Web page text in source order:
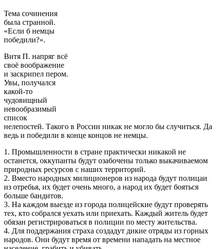
Тема сочинения
была странной.
«Если б немцы
победили?».
Витя П. напряг всё
своё воображение
и заскрипел пером.
Увы, получался
какой-то
чудовищный
невообразимый
список
нелепостей. Такого в России никак не могло бы случиться. Да
ведь и победили в конце концов не немцы.
1. Промышленности в стране практически никакой не
останется, оккупанты будут озабочены только выкачиваемом
природных ресурсов с наших территорий.
2. Вместо народных милиционеров из народа будут полицаи
из отребья, их будет очень много, а народ их будет бояться
больше бандитов.
3. На каждом выезде из города полицейские будут проверять
тех, кто собрался уехать или приехать. Каждый житель будет
обязан регистрироваться в полиции по месту жительства.
4. Для поддержания страха создадут дикие отряды из горных
народов. Они будут время от времени нападать на местное